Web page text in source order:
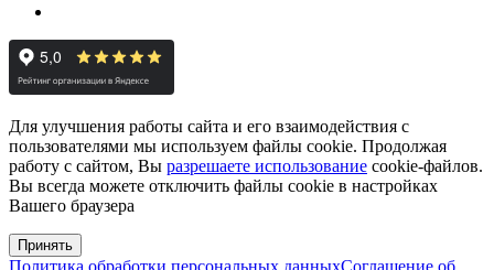
Для улучшения работы сайта и его взаимодействия с
пользователями мы используем файлы cookie. Продолжая
работу с сайтом, Вы разрешаете использование cookie-файлов.
Вы всегда можете отключить файлы cookie в настройках
Вашего браузера
Принять
Политика обработки персональных данныхСоглашение об